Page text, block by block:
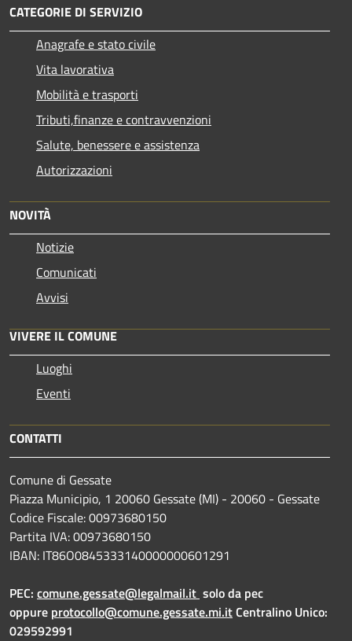
CATEGORIE DI SERVIZIO
Anagrafe e stato civile
Vita lavorativa
Mobilità e trasporti
Tributi,finanze e contravvenzioni
Salute, benessere e assistenza
Autorizzazioni
NOVITÀ
Notizie
Comunicati
Avvisi
VIVERE IL COMUNE
Luoghi
Eventi
CONTATTI
Comune di Gessate
Piazza Municipio, 1 20060 Gessate (MI) - 20060 - Gessate
Codice Fiscale: 00973680150
Partita IVA: 00973680150
IBAN: IT86O0845333140000000601291
PEC: comune.gessate@legalmail.it solo da pec
oppure protocollo@comune.gessate.mi.itCentralino Unico:
029592991